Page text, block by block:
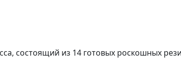
состоящий из 14 готовых роскошных